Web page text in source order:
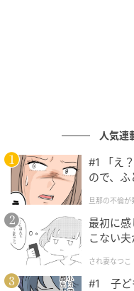
ウーマンエキサイト
人気連
#1 「え
ので、
クチャ
旦那の不倫
最初に
こない夫
され妻なつこ
#1 子ど